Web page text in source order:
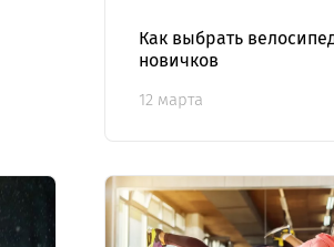
Как выбрать
новичков
12 марта